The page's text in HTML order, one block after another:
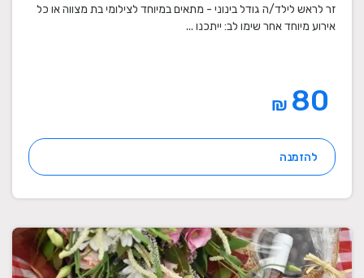
זר לראש לילד/ה גודל בינוני - מתאים במיוחד לצילומי בת מצווה או כל
אירוע מיוחד אחר שימו לב: ייתכנו ...
₪
להזמנה